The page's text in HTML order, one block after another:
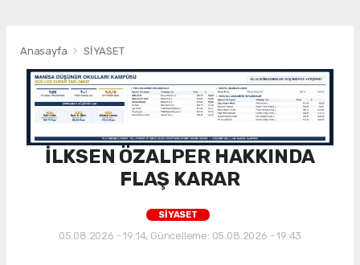
Anasayfa SİYASET
İLKSEN ÖZALPER HAKKINDA
FLAŞ KARAR
SİYASET
05.08.2026 - 19:14, Güncelleme: 05.08.2026 - 19:43